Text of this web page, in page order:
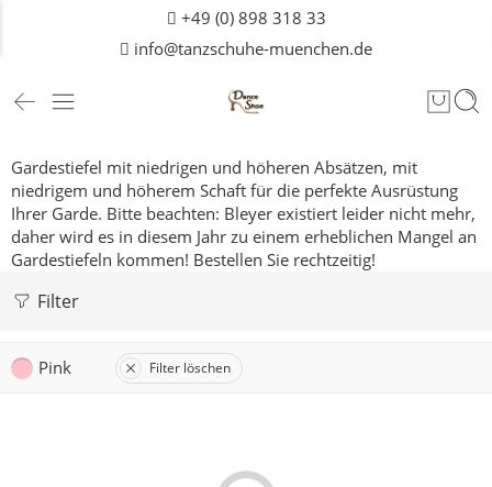
+49 (0) 898 318 33
info@tanzschuhe-muenchen.de
Gardestiefel mit niedrigen und höheren Absätzen, mit
niedrigem und höherem Schaft für die perfekte Ausrüstung
Ihrer Garde. Bitte beachten: Bleyer existiert leider nicht mehr,
daher wird es in diesem Jahr zu einem erheblichen Mangel an
Gardestiefeln kommen! Bestellen Sie rechtzeitig!
Filter
Pink Filter löschen